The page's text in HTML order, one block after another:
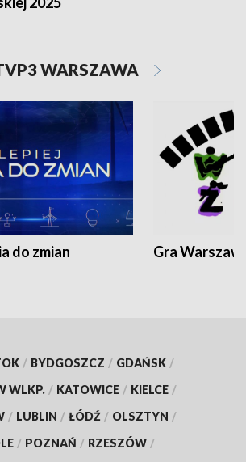
WARSZAWA
do zmian Gra
/ BYDGOSZCZ / GDAŃSK /
WLKP. / KATOWICE / KIELCE /
/ LUBLIN / ŁÓDŹ / OLSZTYN /
/ POZNAŃ / RZESZÓW /